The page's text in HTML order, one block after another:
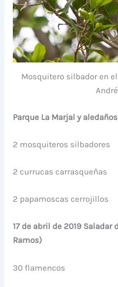
Mosquitero silbador en
Parque La Marjal y aledaños
2 mosquiteros silbadores
2 currucas carrasqueñas
2 papamoscas cerrojillos
17 de abril de 2019 Saladar
Ramos)
30 flamencos